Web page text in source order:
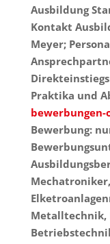
Ausbildung
Kontakt
Meyer;
Praktika und
bewerbungen-
Bewerbung: